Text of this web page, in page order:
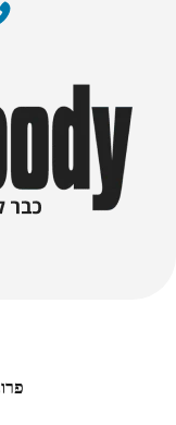
פרובודי